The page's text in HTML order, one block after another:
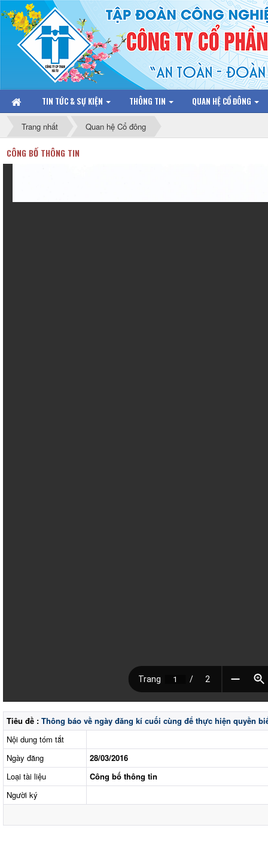
TIN TỨC & SỰ KIỆN THÔNG TIN QUAN HỆ CỔ ĐÔNG
Trang nhất Quan hệ Cổ đông
CÔNG BỐ THÔNG TIN
Tiêu đề : Thông báo về ngày đăng kí cuối cùng để thực hiện quyền
Nội dung tóm tắt
Ngày đăng
28/03/2016
Loại tài liệu
Công bố thông tin
Người ký